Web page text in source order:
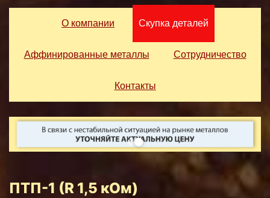
О компании Скупка деталей
Аффинированные металлы Сотрудничество
Контакты
ПТП-1 (R 1,5 кОм)